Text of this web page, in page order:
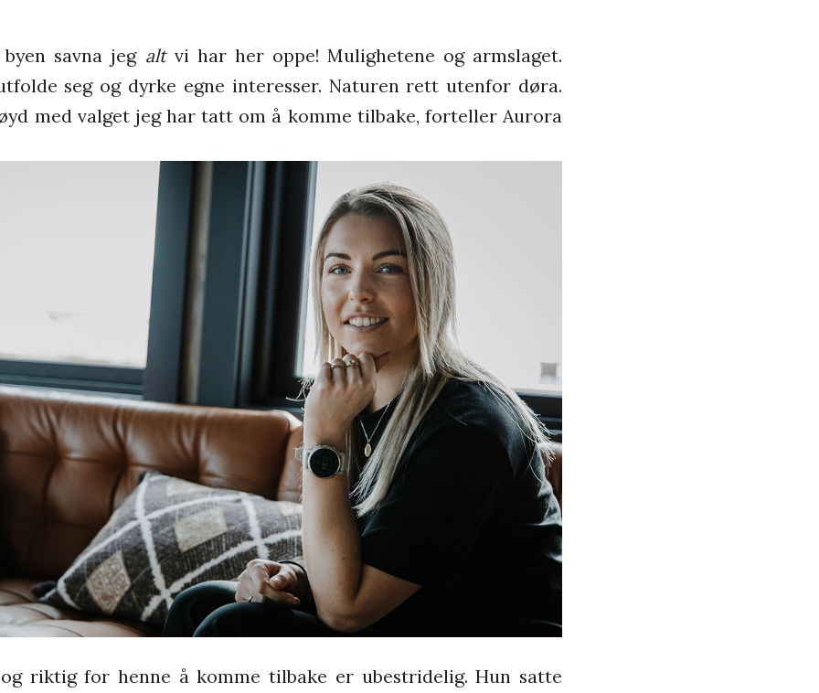
savna jeg altvi har her oppe! Mulighetene og armslaget.
seg og dyrke egne interesser. Naturen rett utenfor døra.
med valget jeg har tatt om å komme tilbake, forteller Aurora
riktig for henne å komme tilbake er ubestridelig. Hun satte